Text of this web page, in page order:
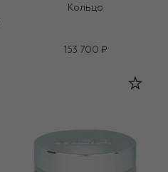
Кольцо
153 700 ₽